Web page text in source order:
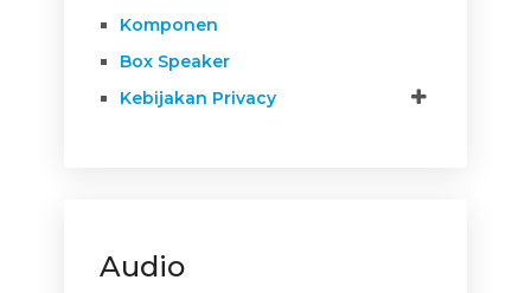
Komponen
Box Speaker
Kebijakan Privacy
Audio